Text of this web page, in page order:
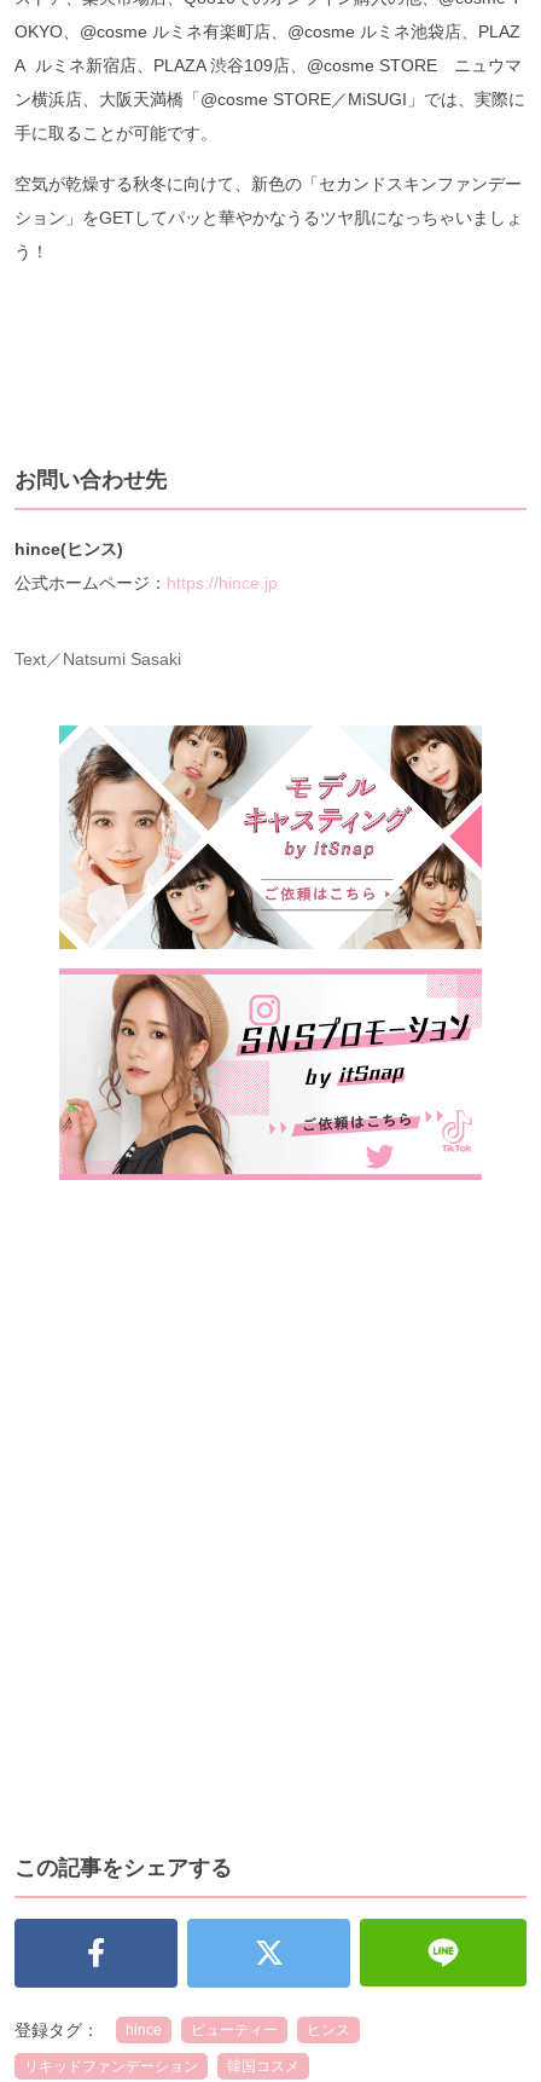
OKYO、@cosme ルミネ有楽町店、@cosme ルミネ池袋店、PLAZ
A ルミネ新宿店、PLAZA 渋谷109店、@cosme STORE ニュウマ
ン横浜店、大阪天満橋「@cosme STORE／MiSUGI」では、実際に
手に取ることが可能です。
空気が乾燥する秋冬に向けて、新色の「セカンドスキンファンデー
ション」をGETしてパッと華やかなうるツヤ肌になっちゃいましょ
う！
お問い合わせ先
hince(ヒンス)
公式ホームページ： https://hince.jp
Text／Natsumi Sasaki
この記事をシェアする
登録タグ： hince ビューティー ヒンス
リキッドファンデーション 韓国コスメ